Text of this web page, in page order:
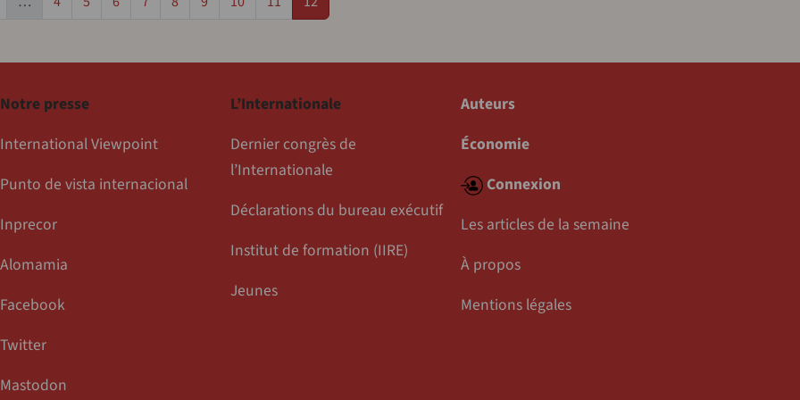
Notre presse
International Viewpoint
Punto de vista internacional
Inprecor
Alomamia
Facebook
Twitter
Mastodon
L’Internationale
Dernier congrès de
l’Internationale
Déclarations du bureau exécutif
Institut de formation (IIRE)
Jeunes
Auteurs
Économie
Connexion
Les articles de la semaine
À propos
Mentions légales